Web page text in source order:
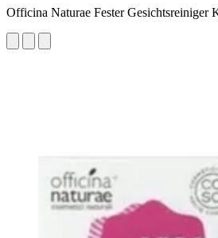
Officina Naturae Fester Gesichtsreiniger